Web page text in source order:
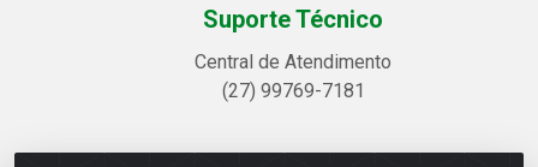
Suporte Técnico
Central de Atendimento
(27) 99769-7181